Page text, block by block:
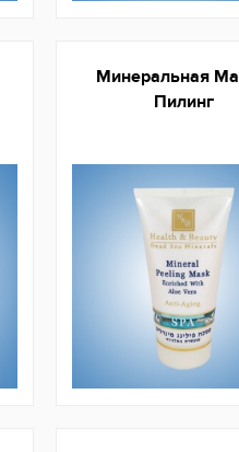
Минеральная
Пилинг